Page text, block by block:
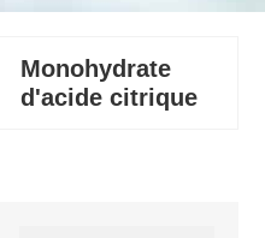
Monohydrate
d'acide citrique